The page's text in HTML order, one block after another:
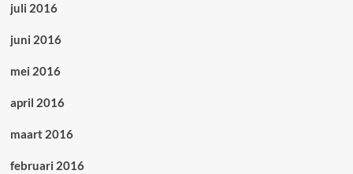
juli 2016
juni 2016
mei 2016
april 2016
maart 2016
februari 2016